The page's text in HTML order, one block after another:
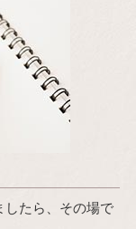
したら、その場で